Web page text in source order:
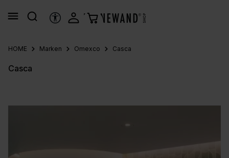
springen
HILFSTOOLS
HOME Marken Omexco Casca
Casca